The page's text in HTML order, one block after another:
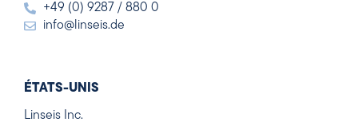
+49 (0) 9287 / 880 0
info@linseis.de
ÉTATS-UNIS
Linseis Inc.